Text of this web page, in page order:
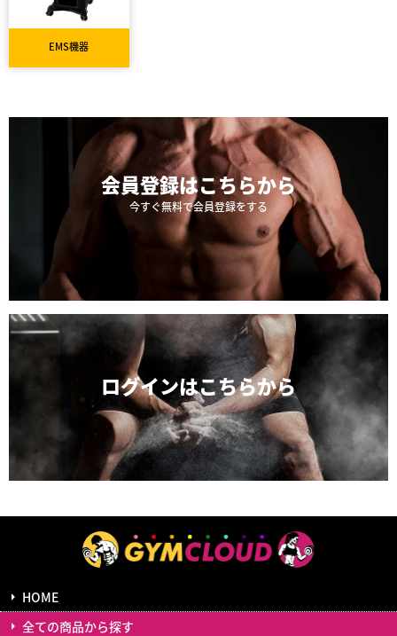
EMS機器
会員登録はこちらから
今すぐ無料で会員登録をする
ログインはこちらから
HOME
全ての商品から探す